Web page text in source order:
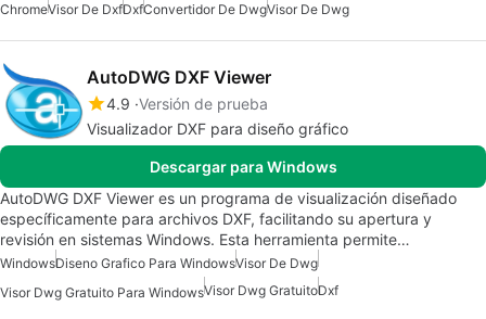
ChromeVisor De DxfDxfConvertidor De DwgVisor De Dwg
AutoDWG DXF Viewer
4.9 Versión de prueba
Visualizador DXF para diseño gráfico
Descargar para Windows
AutoDWG DXF Viewer es un programa de visualización diseñado
específicamente para archivos DXF, facilitando su apertura y
revisión en sistemas Windows. Esta herramienta permite…
WindowsDiseno Grafico Para WindowsVisor De Dwg
Visor Dwg Gratuito Para WindowsVisor Dwg GratuitoDxf